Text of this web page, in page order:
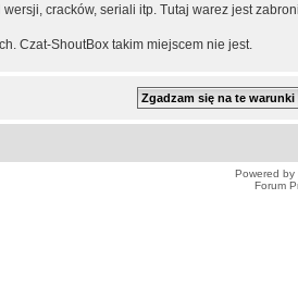
cracków, seriali itp. Tutaj warez jest
Czat-ShoutBox takim miejscem nie jest.
Powered by
Forum